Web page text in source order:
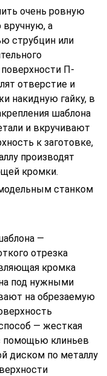
очень ровную
вручную, а
струбцин или
П-
отверстие и
накидную гайку, в
шаблона
и вкручивают
к заготовке,
производят
кромки.
станком
—
отрезка
кромка
под нужными
на обрезаемую
— жесткая
помощью клиньев
диском по металлу